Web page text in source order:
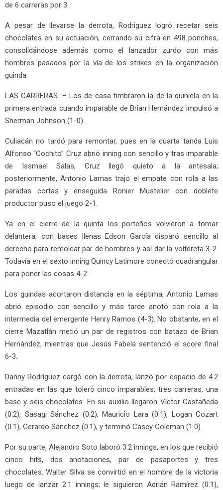
de 6 carreras por 3.
A pesar de llevarse la derrota, Rodriguez logró recetar seis
chocolates en su actuación, cerrando su cifra en 498 ponches,
consolidándose además como el lanzador zurdo con más
hombres pasados por la vía de los strikes en la organización
guinda.
LAS CARRERAS. – Los de casa timbraron la de la quiniela en la
primera entrada cuando imparable de Brian Hernández impulsó a
Sherman Johnson (1-0).
Culiacán no tardó para remontar, pues en la cuarta tanda Luis
Alfonso “Cochito” Cruz abrió inning con sencillo y tras imparable
de Issmael Salas, Cruz llegó quieto a la antesala;
posteriormente, Antonio Lamas trajo el empate con rola a las
paradas cortas y enseguida Ronier Mustelier con doblete
productor puso el juego 2-1.
Ya en el cierre de la quinta los porteños volvieron a tomar
delantera; con bases llenas Edson García disparó sencillo al
derecho para remolcar par de hombres y así dar la voltereta 3-2.
Todavía en el sexto inning Quincy Latimore conectó cuadrangular
para poner las cosas 4-2.
Los guindas acortaron distancia en la séptima, Antonio Lamas
abrió episodio con sencillo y más tarde anotó con rola a la
intermedia del emergente Henry Ramos (4-3). No obstante, en el
cierre Mazatlán metió un par de registros con batazo de Brian
Hernández, mientras que Jesús Fabela sentenció el score final
6-3.
Danny Rodríguez cargó con la derrota, lanzó por espacio de 4.2
entradas en las que toleró cinco imparables, tres carreras, una
base y seis chocolates. En su auxilio llegaron Víctor Castañeda
(0.2), Sasagi Sánchez (0.2), Mauricio Lara (0.1), Logan Cozart
(0.1), Gerardo Sánchez (0.1), y terminó Casey Coleman (1.0).
Por su parte, Alejandro Soto laboró 3.2 innings, en los que recibió
cinco hits, dos anotaciones, par de pasaportes y tres
chocolates. Walter Silva se convirtió en el hombre de la victoria
luego de lanzar 2.1 innings; le siguieron Adrián Ramírez (0.1),